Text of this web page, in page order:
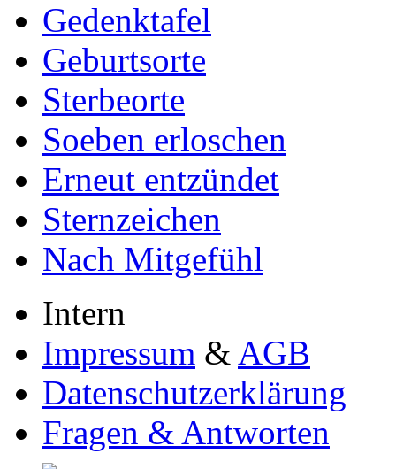
Gedenktafel
Geburtsorte
Sterbeorte
Soeben erloschen
Erneut entzündet
Sternzeichen
Nach Mitgefühl
Intern
Impressum & AGB
Datenschutzerklärung
Fragen & Antworten